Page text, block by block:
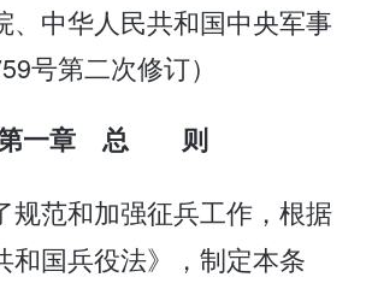
、中华人民共和国中央军事
号第二次修订）
一章 总 则
规范和加强征兵工作，根据
和国兵役法》，制定本条